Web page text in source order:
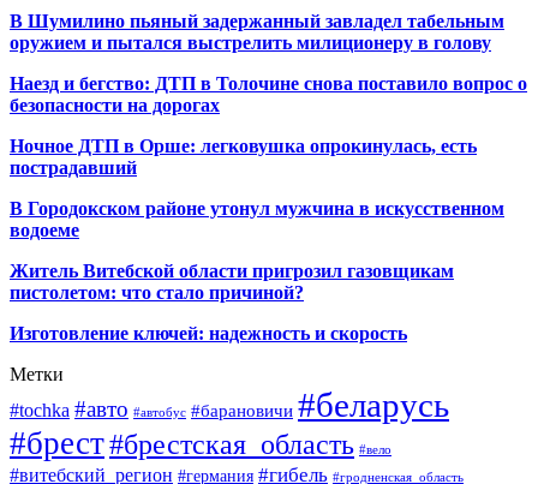
В Шумилино пьяный задержанный завладел табельным
оружием и пытался выстрелить милиционеру в голову
Наезд и бегство: ДТП в Толочине снова поставило вопрос о
безопасности на дорогах
Ночное ДТП в Орше: легковушка опрокинулась, есть
пострадавший
В Городокском районе утонул мужчина в искусственном
водоеме
Житель Витебской области пригрозил газовщикам
пистолетом: что стало причиной?
Изготовление ключей: надежность и скорость
Метки
#tochka #авто #автобус #барановичи #беларусь
#брест#брестская_область #вело
#витебский_регион #германия #гибель #гродненская_область